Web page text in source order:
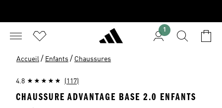
1
Accueil / Enfants / Chaussures
4.8 (117)
CHAUSSURE ADVANTAGE BASE 2.0 ENFANTS